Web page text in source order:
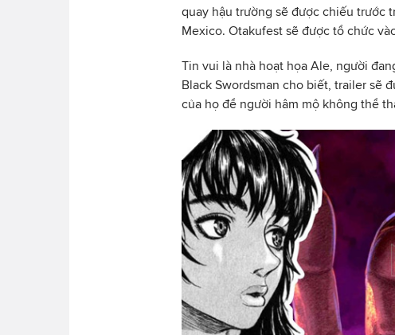
quay hậu trường sẽ được chiếu trước
Mexico. Otakufest sẽ được tổ chức
Tin vui là nhà hoạt họa Ale, người
Black Swordsman cho biết, trailer sẽ
của họ để người hâm mộ không thể